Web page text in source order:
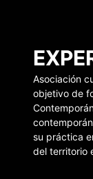
Asociación
objetivo de
su práctica
del territorio